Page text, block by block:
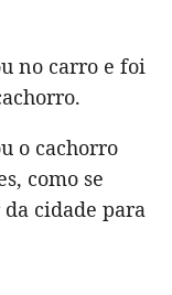
no carro e foi
o cachorro
como se
cidade para